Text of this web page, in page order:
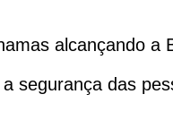
alcançando a
segurança das